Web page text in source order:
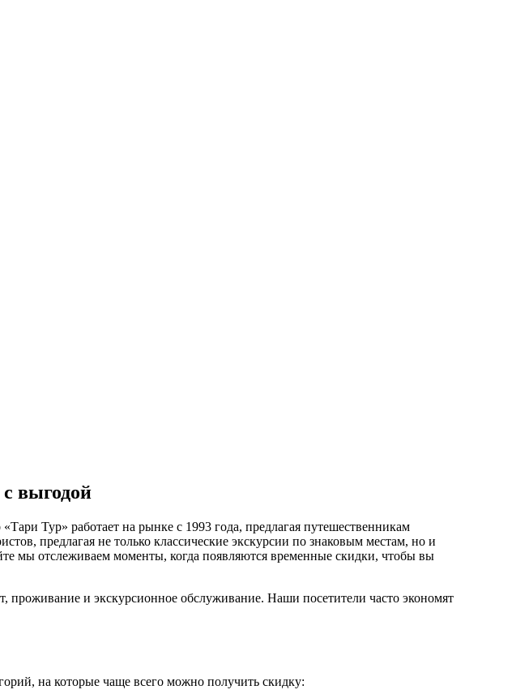
выгодой
Тур» работает на рынке с 1993 года, предлагая путешественникам
предлагая не только классические экскурсии по знаковым местам, но и
мы отслеживаем моменты, когда появляются временные скидки, чтобы вы
и экскурсионное обслуживание. Наши посетители часто экономят
на которые чаще всего можно получить скидку: